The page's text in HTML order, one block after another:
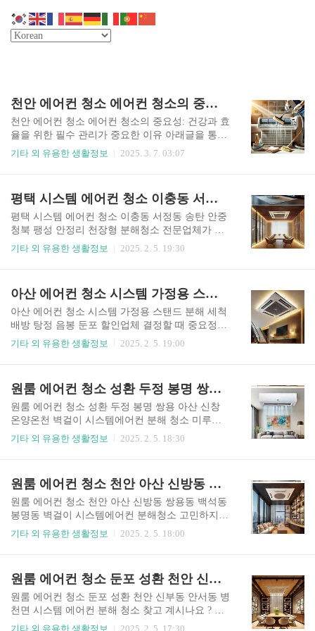
천안 에어컨 청소 에어컨 청소의 중요성: 건강과 효율을 위한 필수 관리
천안 에어컨 청소 에어컨 청소의 중요성: 건강과 효
율을 위한 필수 관리가 중요한 이유 아래글을 통해
살펴보시길 바랍니다. 에어컨 청소 할인 만원 할인
무더운 여름철 우리의 삶을 쾌적하게 만들어주는
필수 가전제품입니다. 하지만 정기적인 청소 없이
사용하게 되면 냉방 효율이 떨어지고 전기세가 올
라가며, 건강에도 좋지 않은 영향을 미칠 수 있습니
다. 이러한 이유로 에어컨 청소는 선택이 아닌 필수
질환을 유발할 수 있으므로, 정기적인 청소를 통해
깨끗한 실내 공기를 유지하는 것이..
기타 외 유용한 생활정보 2025. 3. 7. 03:07
평택 시스템 에어컨 청소 이충동 서정동 송탄 안중 청북 팽성 안정리 천장형 분해청소 전문업체
평택 시스템 에어컨 청소 이충동 서정동 송탄 안중
청북 팽성 안정리 천장형 분해청소 전문업체가 좋
은 이유는 무엇일까요 ? 바로 퀄티와 높은 후기에
요한 점은 싼 가격이 아닙니다. 옛말에도 싼게 비지
떡이라는 말이 있습니다. 이 업계에도 존재합니
다. 왜냐고요? 이 업계사람들도 처자식이 있고, 생
계가 있기 때문입니다. 하나 청소를 할 때 퀄리티를
높게 청소하는 업체들은 제 가격을 지불한 업체가
벽한 업체를 고르시면됩니다. 두번째는 후기가 많
은 업체를 고르시면 ..
기타 외 유용한 생활정보 2025. 2. 5. 19:30
아산 에어컨 청소 시스템 가정용 스탠드 분해 세척 배방 탕정 음봉 둔포 할인업체
아산 에어컨 청소 시스템 가정용 스탠드 분해 세척
배방 탕정 음봉 둔포 할인업체 결정할 때 중요정보
는 아래 글을 통해서 보실 수 있습니다. 에어컨 청
니다.✅에어컨 날개를 열고 차가워지기 전에 냄새
를 맡아서 곰팡이 냄새가 나는 지 확인해보세요.✅
에어컨 주변 날개를 보시고 곰팡이, 이물질, 오염도
가 있는지 확인해 보세요.✅가격이 저렴한데 완벽
한 청소를 기대하지 마세요. 아산 에어컨 청소 시
분해 세척 배방 탕정 음봉 둔포 할인업체 벽걸이·
천장형 에어컨 분해..
기타 외 유용한 생활정보 2025. 2. 5. 19:00
원룸 에어컨 청소 성환 두정 봉명 쌍용 아산 신창 온양온천 벽걸이 시스템에어컨 분해 청소
원룸 에어컨 청소 성환 두정 봉명 쌍용 아산 신창
온양온천 벽걸이 시스템에어컨 분해 청소 미루지
말고 최소 2년에 한번씩 하시는게 건강에 매우 좋
청소는 후기가 가장 중요합니다. 어떻게 청소하고,
어떤 할인 정책을 가지고 있는 지 검색하는게 가장
중요합니다. 단가 차이는 겨우 술 한번 밖에서 안먹
는 것 보다 쌉니다. 소주 1병 5000원, 담배 4500원
때문에 건강을 해치지 마시길 바랍니다. 원룸 에
이형 에어컨은 가정, 사무실, 위생 공간, 병원, 학
원..
기타 외 유용한 생활정보 2025. 2. 5. 18:30
원룸 에어컨 청소 천안 아산 신방동 쌍용동 백석동 봉명동 벽걸이 시스템에어컨 분해청소
원룸 에어컨 청소 천안 아산 신방동 쌍용동 백석동
봉명동 벽걸이 시스템에어컨 분해청소 고민하지
마시고 후기 많고, 경험 많은 업체의 다양한 이벤트
쌍용동 백석동 봉명동 벽걸이 시스템에어컨 분해
청소 1. 실내 공기 품질 개선: 깨끗한 공기로 건강
보호 에어컨은 실내 공기를 냉각시키는 방식으로
작동합니다. 하지만 필터뿐만 아니라 송풍 팬, 열
기타 외 유용한 생활정보 2025. 2. 5. 18:00
원룸 에어컨 청소 둔포 성환 천안 신부동 안서동 병천면 시스템 에어컨 분해 청소
원룸 에어컨 청소 둔포 성환 천안 신부동 안서동 병
천면 시스템 에어컨 분해 청소 찾고 계시나요 ? 어
떻게 청소를 하는지 궁금하시나요 ?원룸 에어컨 청
기타 외 유용한 생활정보 2025. 2. 5. 17:30